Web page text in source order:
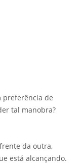
preferência de
tal manobra?
da outra,
está alcançando.